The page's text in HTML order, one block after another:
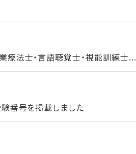
療法士・言語聴覚士・視能訓練士...
番号を掲載しました